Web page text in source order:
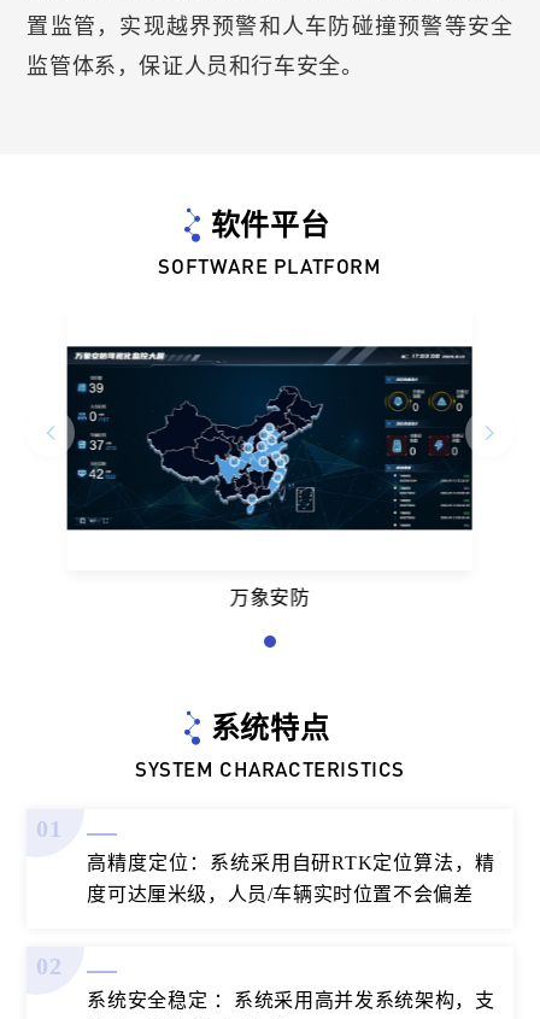
置监管，实现越界预警和人车防碰撞预警等安全
监管体系，保证人员和行车安全。
软件平台
SOFTWARE PLATFORM
万象安防
系统特点
SYSTEM CHARACTERISTICS
01
高精度定位：系统采用自研RTK定位算法，精
度可达厘米级，人员/车辆实时位置不会偏差
02
系统安全稳定 ：系统采用高并发系统架构，支